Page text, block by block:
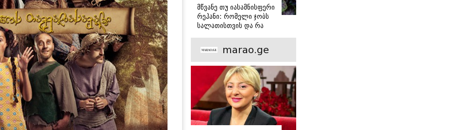
მწვანე თუ იასამნისფერი
რეჰანი: რომელი ჯობს
სალათისთვის და რა
marao.ge